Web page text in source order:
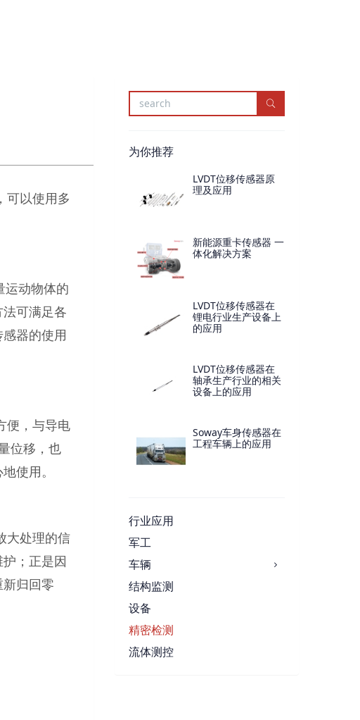
可以使用多
运动物体的
可满足各
器的使用
便，与导电
位移，也
使用。
大处理的信
；正是因
归回零
为你推荐
LVDT位移传感器原
理及应用
新能源重卡传感器 一
体化解决方案
LVDT位移传感器在
锂电行业生产设备上
的应用
LVDT位移传感器在
轴承生产行业的相关
设备上的应用
Soway车身传感器在
工程车辆上的应用
行业应用
军工
车辆
结构监测
设备
精密检测
流体测控